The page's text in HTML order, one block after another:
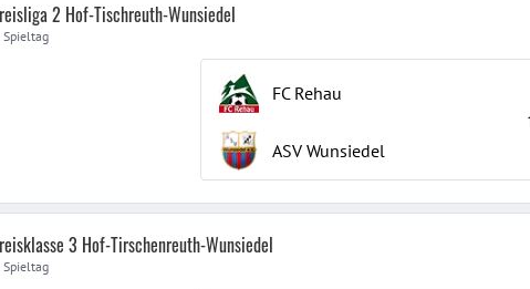
2 Hof-Tischreuth-Wunsiedel
Spieltag
FC Rehau
ASV Wunsiedel
3 Hof-Tirschenreuth-Wunsiedel
Spieltag